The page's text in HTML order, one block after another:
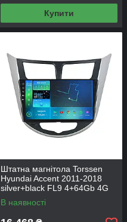
Купити
Штатна магнітола Torssen
Hyundai Accent 2011-2018
silver+black FL9 4+64Gb 4G
Carplay DSP
В наявності